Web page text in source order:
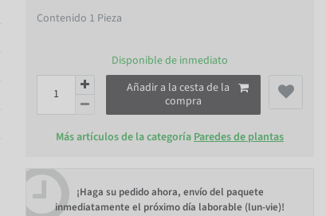
Contenido 1 Pieza
Disponible de inmediato
Añadir a la cesta de la
compra
Más artículos de la categoría Paredes de plantas
¡Haga su pedido ahora, envío del paquete
inmediatamente el próximo día laborable (lun-vie)!